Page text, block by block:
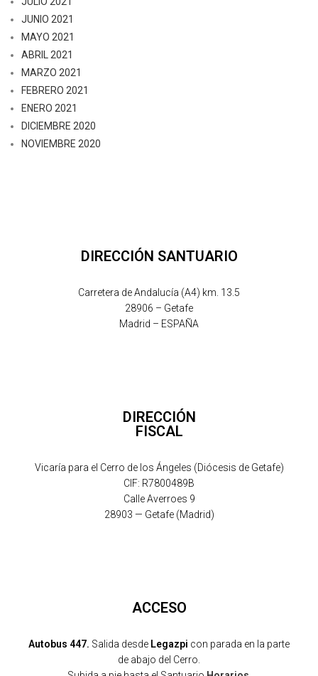
JUNIO 2021
MAYO 2021
ABRIL 2021
MARZO 2021
FEBRERO 2021
ENERO 2021
DICIEMBRE 2020
NOVIEMBRE 2020
DIRECCIÓN SANTUARIO
Carretera de Andalucía (A4) km. 13.5
28906 – Getafe
Madrid – ESPAÑA
DIRECCIÓN
FISCAL
Vicaría para el Cerro de los Ángeles (Diócesis de Getafe)
CIF: R7800489B
Calle Averroes 9
28903 — Getafe (Madrid)
ACCESO
Autobus 447. Salida desde Legazpi con parada en la parte
de abajo del Cerro.